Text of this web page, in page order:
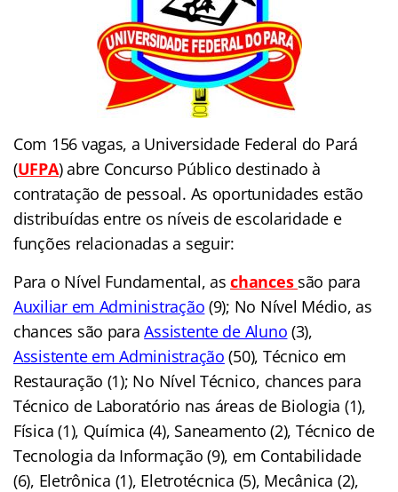
Com 156 vagas, a Universidade Federal do Pará
(UFPA) abre Concurso Público destinado à
contratação de pessoal. As oportunidades estão
distribuídas entre os níveis de escolaridade e
funções relacionadas a seguir:
Para o Nível Fundamental, aschances são para
Auxiliar em Administração (9); No Nível Médio, as
chances são paraAssistente de Aluno (3),
Assistente em Administração (50), Técnico em
Restauração (1); No Nível Técnico, chances para
Técnico de Laboratório nas áreas de Biologia (1),
Física (1), Química (4), Saneamento (2), Técnico de
Tecnologia da Informação (9), em Contabilidade
(6), Eletrônica (1), Eletrotécnica (5), Mecânica (2),